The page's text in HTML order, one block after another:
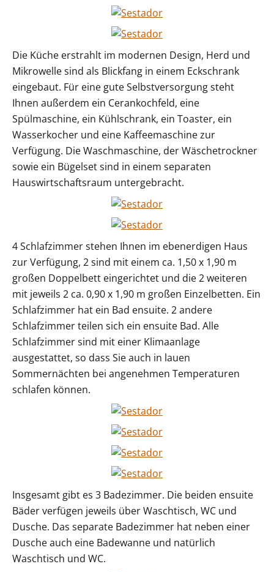
Die Küche erstrahlt im modernen Design, Herd und
Mikrowelle sind als Blickfang in einem Eckschrank
eingebaut. Für eine gute Selbstversorgung steht
Ihnen außerdem ein Cerankochfeld, eine
Spülmaschine, ein Kühlschrank, ein Toaster, ein
Wasserkocher und eine Kaffeemaschine zur
Verfügung. Die Waschmaschine, der Wäschetrockner
sowie ein Bügelset sind in einem separaten
Hauswirtschaftsraum untergebracht.
4 Schlafzimmer stehen Ihnen im ebenerdigen Haus
zur Verfügung, 2 sind mit einem ca. 1,50 x 1,90 m
großen Doppelbett eingerichtet und die 2 weiteren
mit jeweils 2 ca. 0,90 x 1,90 m großen Einzelbetten. Ein
Schlafzimmer hat ein Bad ensuite. 2 andere
Schlafzimmer teilen sich ein ensuite Bad. Alle
Schlafzimmer sind mit einer Klimaanlage
ausgestattet, so dass Sie auch in lauen
Sommernächten bei angenehmen Temperaturen
schlafen können.
Insgesamt gibt es 3 Badezimmer. Die beiden ensuite
Bäder verfügen jeweils über Waschtisch, WC und
Dusche. Das separate Badezimmer hat neben einer
Dusche auch eine Badewanne und natürlich
Waschtisch und WC.